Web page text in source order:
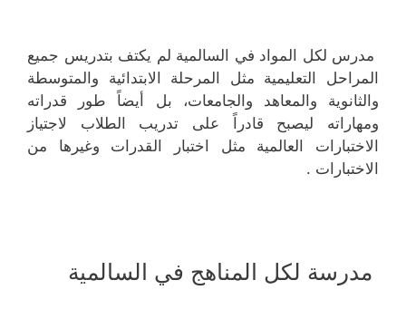
مدرس لكل المواد في السالمية لم يكتف بتدريس جميع
المراحل التعليمية مثل المرحلة الابتدائية والمتوسطة
والثانوية والمعاهد والجامعات، بل أيضاً طور قدراته
ومهاراته ليصبح قادراً على تدريب الطلاب لاجتياز
الاختبارات العالمية مثل اختبار القدرات وغيرها من
الاختبارات .
مدرسة لكل المناهج في السالمية